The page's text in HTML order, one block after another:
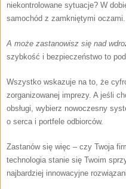
niekontrolowane sytuacje? W
samochód z zamkniętymi oczami.
A może zastanowisz się nad
szybkość i bezpieczeństwo to
Wszystko wskazuje na to, że
zorganizowanej imprezy. A jeśli
obsługi, wybierz nowoczesny
o serca i portfele odbiorców.
Zastanów się więc – czy Twoja
technologia stanie się Twoim
najbardziej innowacyjne